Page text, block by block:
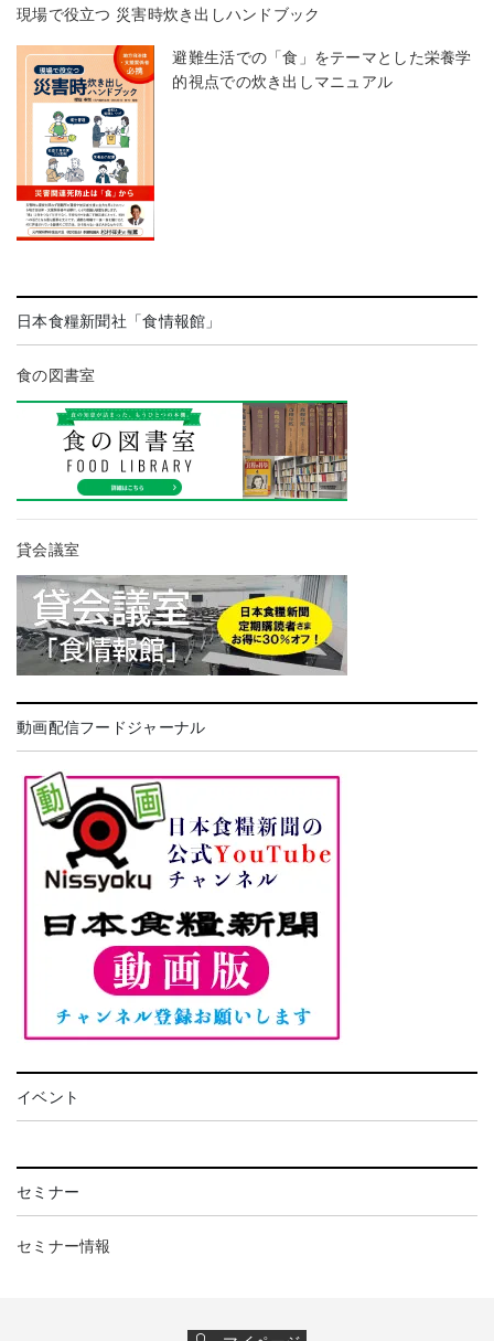
現場で役立つ 災害時炊き出しハンドブック
避難生活での「食」をテーマとした栄養学
的視点での炊き出しマニュアル
日本食糧新聞社「食情報館」
食の図書室
貸会議室
動画配信フードジャーナル
イベント
セミナー
セミナー情報